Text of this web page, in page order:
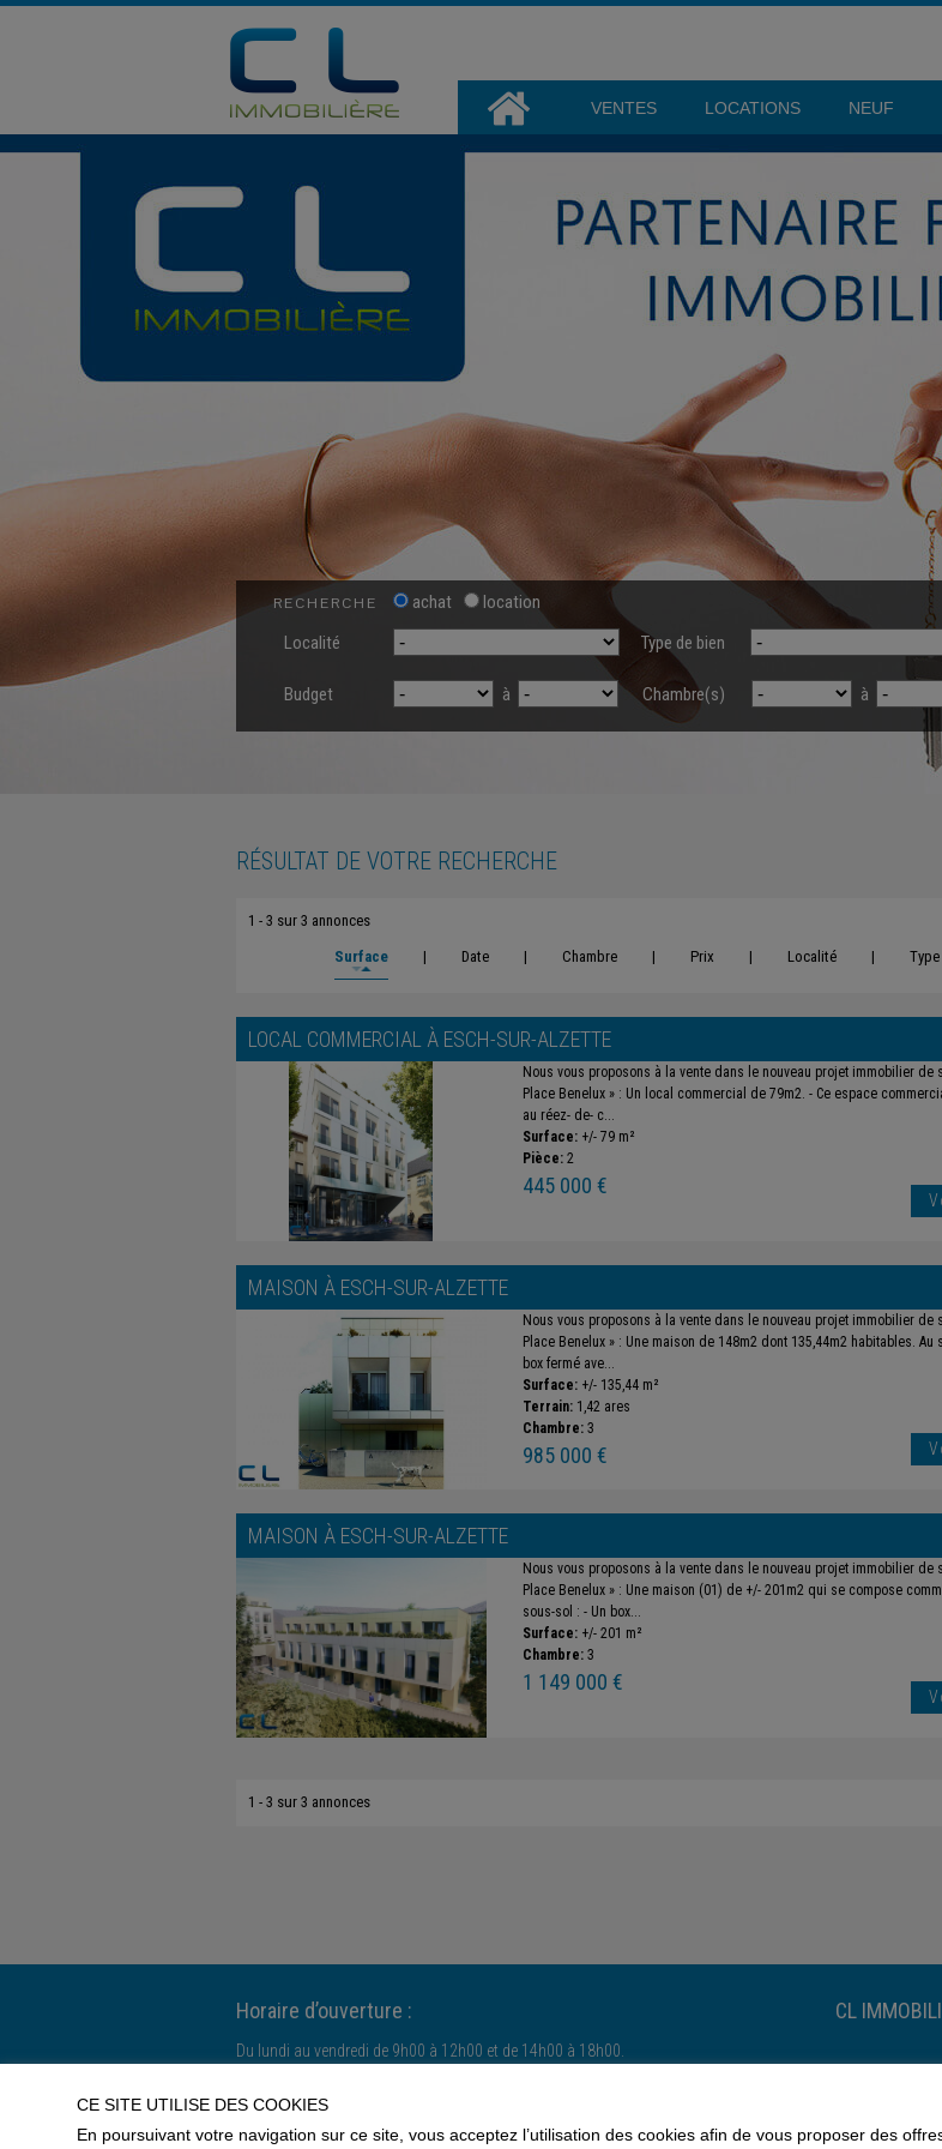
VENTES LOCATIONS NEUF
RECHERCHE achat
location
Localité
Type de bien
Budget à Chambre(s) à
RÉSULTAT DE VOTRE RECHERCHE
1 - 3 sur 3 annonces
Surface
| Date | Chambre | Prix | Localité | Type
LOCAL COMMERCIAL À ESCH-SUR-ALZETTE
Nous vous proposons à la vente dans le nouveau projet immobilier de
Place Benelux » : Un local commercial de 79m2. - Ce espace
au réez- de- c...
Surface: +/- 79 m²
Pièce: 2
445 000 €
MAISON À ESCH-SUR-ALZETTE
Nous vous proposons à la vente dans le nouveau projet immobilier de
Place Benelux » : Une maison de 148m2 dont 135,44m2 habitables. Au
box fermé ave...
Surface: +/- 135,44 m²
Terrain: 1,42 ares
Chambre: 3
985 000 €
MAISON À ESCH-SUR-ALZETTE
Nous vous proposons à la vente dans le nouveau projet immobilier de
Place Benelux » : Une maison (01) de +/- 201m2 qui se compose
sous-sol : - Un box...
Surface: +/- 201 m²
Chambre: 3
1 149 000 €
1 - 3 sur 3 annonces
Horaire d’ouverture :
Du lundi au vendredi de 9h00 à 12h00 et de 14h00 à 18h00.
CL
CE SITE UTILISE DES COOKIES
En poursuivant votre navigation sur ce site, vous acceptez l’utilisation des cookies afin de vous proposer des